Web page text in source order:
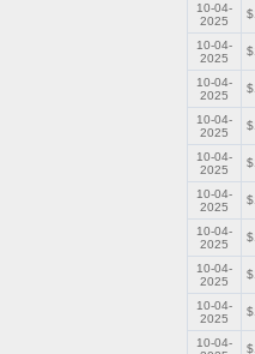
10-04-
2025
10-04-
2025
10-04-
2025
10-04-
2025
10-04-
2025
10-04-
2025
10-04-
2025
10-04-
2025
10-04-
2025
10-04-